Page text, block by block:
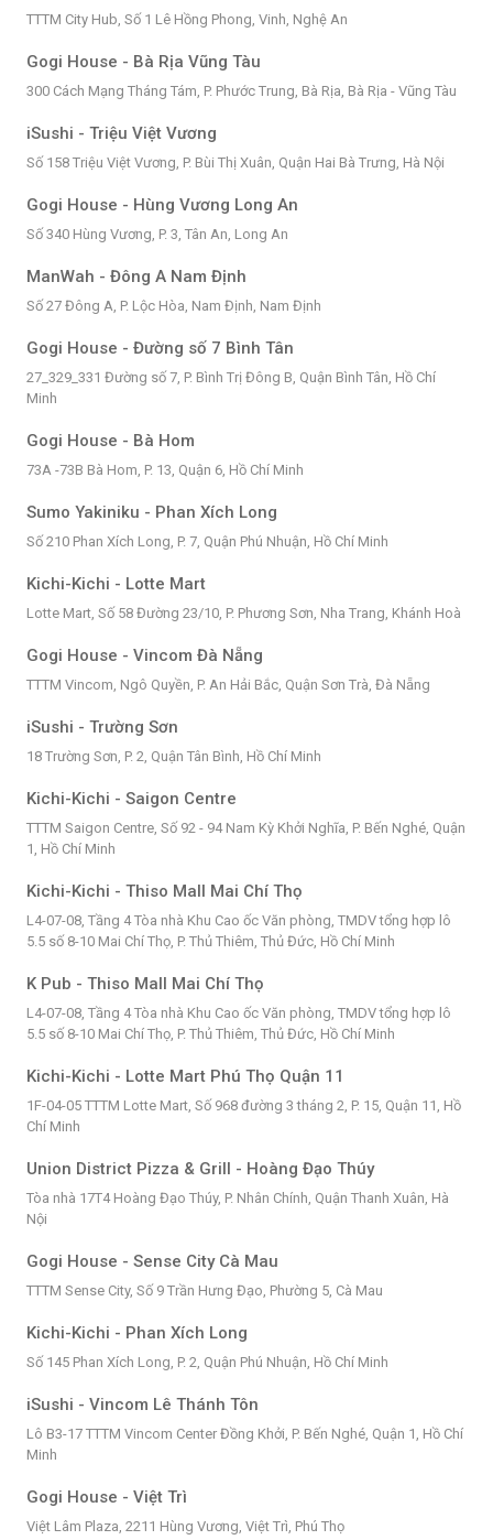
TTTM City Hub, Số 1 Lê Hồng Phong, Vinh, Nghệ An
Gogi House - Bà Rịa Vũng Tàu
300 Cách Mạng Tháng Tám, P. Phước Trung, Bà Rịa, Bà Rịa - Vũng Tàu
iSushi - Triệu Việt Vương
Số 158 Triệu Việt Vương, P. Bùi Thị Xuân, Quận Hai Bà Trưng, Hà Nội
Gogi House - Hùng Vương Long An
Số 340 Hùng Vương, P. 3, Tân An, Long An
ManWah - Đông A Nam Định
Số 27 Đông A, P. Lộc Hòa, Nam Định, Nam Định
Gogi House - Đường số 7 Bình Tân
27_329_331 Đường số 7, P. Bình Trị Đông B, Quận Bình Tân, Hồ Chí
Minh
Gogi House - Bà Hom
73A -73B Bà Hom, P. 13, Quận 6, Hồ Chí Minh
Sumo Yakiniku - Phan Xích Long
Số 210 Phan Xích Long, P. 7, Quận Phú Nhuận, Hồ Chí Minh
Kichi-Kichi - Lotte Mart
Lotte Mart, Số 58 Đường 23/10, P. Phương Sơn, Nha Trang, Khánh Hoà
Gogi House - Vincom Đà Nẵng
TTTM Vincom, Ngô Quyền, P. An Hải Bắc, Quận Sơn Trà, Đà Nẵng
iSushi - Trường Sơn
18 Trường Sơn, P. 2, Quận Tân Bình, Hồ Chí Minh
Kichi-Kichi - Saigon Centre
TTTM Saigon Centre, Số 92 - 94 Nam Kỳ Khởi Nghĩa, P. Bến Nghé, Quận
1, Hồ Chí Minh
Kichi-Kichi - Thiso Mall Mai Chí Thọ
L4-07-08, Tầng 4 Tòa nhà Khu Cao ốc Văn phòng, TMDV tổng hợp lô
5.5 số 8-10 Mai Chí Thọ, P. Thủ Thiêm, Thủ Đức, Hồ Chí Minh
K Pub - Thiso Mall Mai Chí Thọ
L4-07-08, Tầng 4 Tòa nhà Khu Cao ốc Văn phòng, TMDV tổng hợp lô
5.5 số 8-10 Mai Chí Thọ, P. Thủ Thiêm, Thủ Đức, Hồ Chí Minh
Kichi-Kichi - Lotte Mart Phú Thọ Quận 11
1F-04-05 TTTM Lotte Mart, Số 968 đường 3 tháng 2, P. 15, Quận 11, Hồ
Chí Minh
Union District Pizza & Grill - Hoàng Đạo Thúy
Tòa nhà 17T4 Hoàng Đạo Thúy, P. Nhân Chính, Quận Thanh Xuân, Hà
Nội
Gogi House - Sense City Cà Mau
TTTM Sense City, Số 9 Trần Hưng Đạo, Phường 5, Cà Mau
Kichi-Kichi - Phan Xích Long
Số 145 Phan Xích Long, P. 2, Quận Phú Nhuận, Hồ Chí Minh
iSushi - Vincom Lê Thánh Tôn
Lô B3-17 TTTM Vincom Center Đồng Khởi, P. Bến Nghé, Quận 1, Hồ Chí
Minh
Gogi House - Việt Trì
Việt Lâm Plaza, 2211 Hùng Vương, Việt Trì, Phú Thọ